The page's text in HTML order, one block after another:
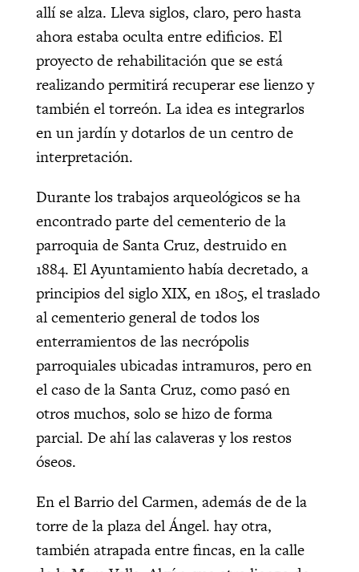
allí se alza. Lleva siglos, claro, pero hasta
ahora estaba oculta entre edificios. El
proyecto de rehabilitación que se está
realizando permitirá recuperar ese lienzo y
también el torreón. La idea es integrarlos
en un jardín y dotarlos de un centro de
interpretación.
Durante los trabajos arqueológicos se ha
encontrado parte del cementerio de la
parroquia de Santa Cruz, destruido en
1884. El Ayuntamiento había decretado, a
principios del siglo XIX, en 1805, el traslado
al cementerio general de todos los
enterramientos de las necrópolis
parroquiales ubicadas intramuros, pero en
el caso de la Santa Cruz, como pasó en
otros muchos, solo se hizo de forma
parcial. De ahí las calaveras y los restos
óseos.
En el Barrio del Carmen, además de de la
torre de la plaza del Ángel. hay otra,
también atrapada entre fincas, en la calle